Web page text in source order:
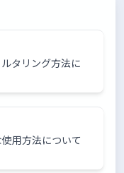
タリング方法に
用方法について